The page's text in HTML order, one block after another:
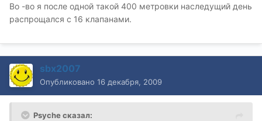
Во -во я после одной такой 400 метровки наследущий день
распрощался с 16 клапанами.
sbx2007
Опубликовано 16 декабря, 2009
Psyche сказал: